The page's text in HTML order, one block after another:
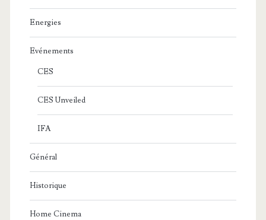
Energies
Evénements
CES
CES Unveiled
IFA
Général
Historique
Home Cinema